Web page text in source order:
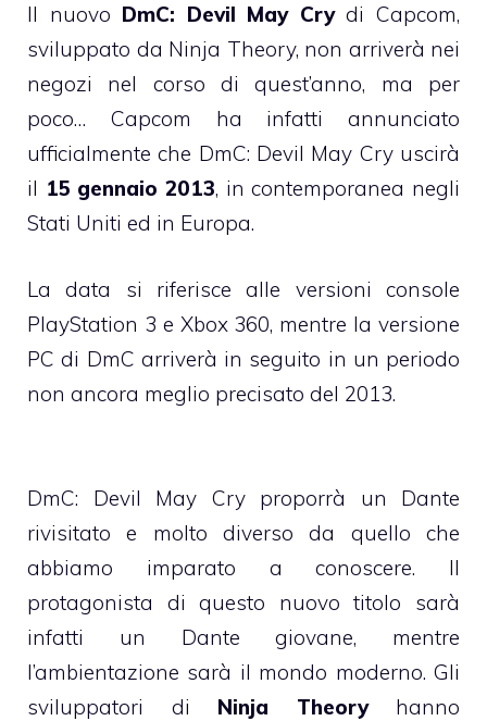
Il nuovo DmC: Devil May Crydi Capcom,
sviluppato da Ninja Theory, non arriverà nei
negozi nel corso di quest’anno, ma per
poco… Capcom ha infatti annunciato
ufficialmente che DmC: Devil May Cry uscirà
il 15 gennaio 2013, in contemporanea negli
Stati Uniti ed in Europa.
La data si riferisce alle versioni console
PlayStation 3 e Xbox 360, mentre la versione
PC di DmC arriverà in seguito in un periodo
non ancora meglio precisato del 2013.
DmC: Devil May Cry proporrà un Dante
rivisitato e molto diverso da quello che
abbiamo imparato a conoscere. Il
protagonista di questo nuovo titolo sarà
infatti un Dante giovane, mentre
l’ambientazione sarà il mondo moderno. Gli
sviluppatori di Ninja Theoryhanno